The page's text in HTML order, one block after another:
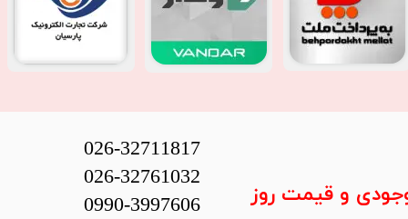
026-32711817
026-32761032
0990-3997606
و قیمت روز